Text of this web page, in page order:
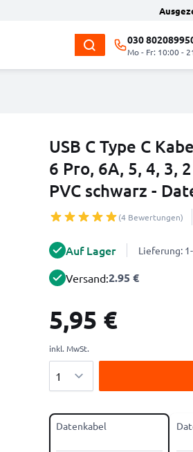
030
Mo - Fr: 10:00 -
USB C Type C
6 Pro, 6A, 5, 4, 3,
PVC schwarz -
(4 Bewertungen)
Auf Lager Lieferung:
Versand:2.95 €
5,95 €
inkl. MwSt.
Datenkabel